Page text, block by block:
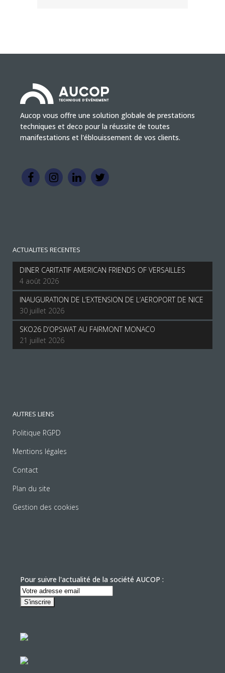
Aucop vous offre une solution globale de prestations
techniques et deco pour la réussite de toutes
manifestations et l'éblouissement de vos clients.
ACTUALITES RECENTES
DINER CARITATIF AMERICAN FRIENDS OF VERSAILLES
4 août 2026
INAUGURATION DE L’EXTENSION DE L’AEROPORT DE NICE
30 juillet 2026
SKO26 D’OPSWAT AU FAIRMONT MONACO
21 juillet 2026
AUTRES LIENS
Politique RGPD
Mentions légales
Contact
Plan du site
Gestion des cookies
Pour suivre l'actualité de la société AUCOP :